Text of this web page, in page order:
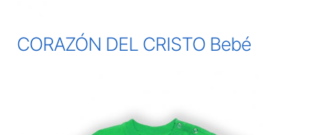
CORAZÓN DEL CRISTO Bebé